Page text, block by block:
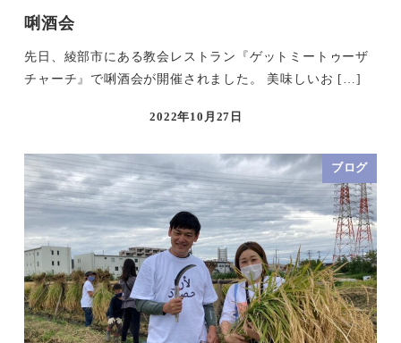
唎酒会
先日、綾部市にある教会レストラン『ゲットミートゥーザ
チャーチ』で唎酒会が開催されました。 美味しいお […]
2022年10月27日
ブログ